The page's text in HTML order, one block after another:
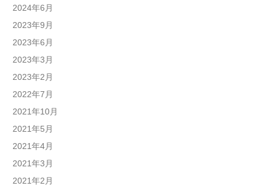
2024年6月
2023年9月
2023年6月
2023年3月
2023年2月
2022年7月
2021年10月
2021年5月
2021年4月
2021年3月
2021年2月